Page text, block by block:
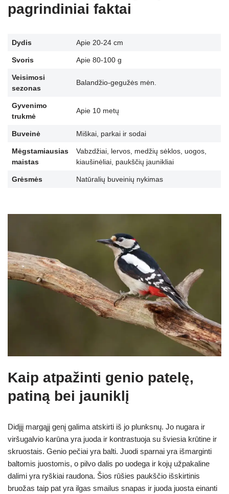
pagrindiniai faktai
Dydis Apie 20-24 cm
Svoris Apie 80-100 g
Veisimosi
sezonas
Balandžio-gegužės mėn.
Gyvenimo
trukmė
Apie 10 metų
Buveinė Miškai, parkai ir sodai
Mėgstamiausias
maistas
Vabzdžiai, lervos, medžių sėklos, uogos,
kiaušinėliai, paukščių jaunikliai
Grėsmės Natūralių buveinių nykimas
Kaip atpažinti genio patelę,
patiną bei jauniklį
Didįjį margąjį genį galima atskirti iš jo plunksnų. Jo nugara ir
viršugalvio karūna yra juoda ir kontrastuoja su šviesia krūtine ir
skruostais. Genio pečiai yra balti. Juodi sparnai yra išmarginti
baltomis juostomis, o pilvo dalis po uodega ir kojų užpakaline
dalimi yra ryškiai raudona. Šios rūšies paukščio išskirtinis
bruožas taip pat yra ilgas smailus snapas ir juoda juosta einanti